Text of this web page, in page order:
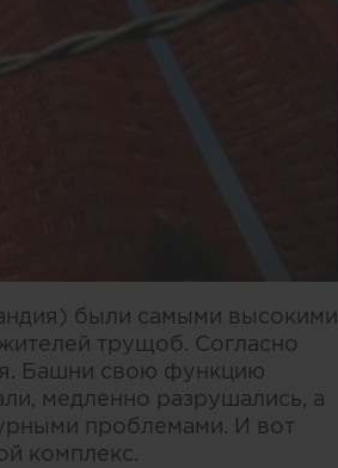
были самыми высокими
трущоб. Согласно
Башни свою функцию
медленно разрушались, а
проблемами. И вот
комплекс.